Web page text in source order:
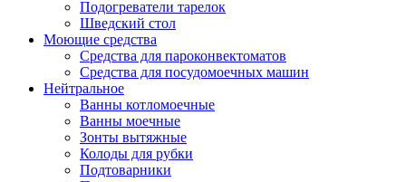
Подогреватели тарелок
Шведский стол
Моющие средства
Средства для пароконвектоматов
Средства для посудомоечных машин
Нейтральное
Ванны котломоечные
Ванны моечные
Зонты вытяжные
Колоды для рубки
Подтоварники